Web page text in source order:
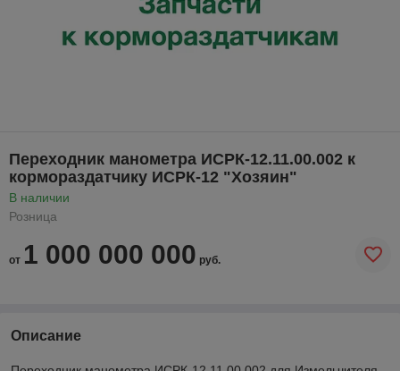
Переходник манометра ИСРК-12.11.00.002 к
кормораздатчику ИСРК-12 "Хозяин"
В наличии
Розница
от 1 000 000 000 руб.
Описание